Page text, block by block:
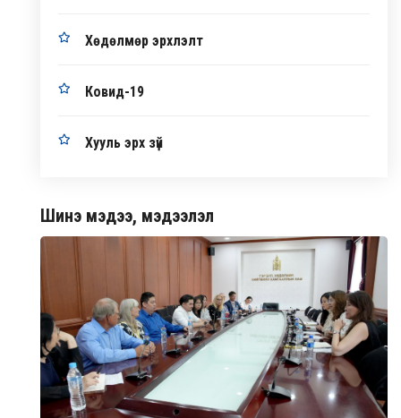
Хөдөлмөр эрхлэлт
Ковид-19
Хууль эрх зүй
Шинэ мэдээ, мэдээлэл